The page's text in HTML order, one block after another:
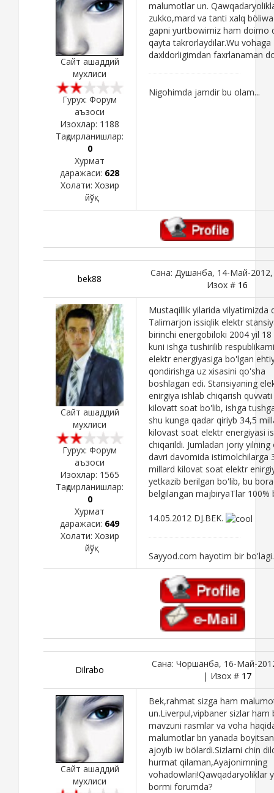
Сайт ашаддий
мухлиси
Гурух: Форум
аъзоси
Изохлар: 1188
Тақдирланишлар:
0
Хурмат
даражаси: 628
Холати: Хозир
йўқ
malumotlar un.
zukko,mard va tanti xalq
gapni yurtbowimiz ham doimo
qayta takrorlaydilar.Wu vohaga
daxldorligimdan faxrlanaman
Nigohimda jamdir bu olam...
bek88
Сана: Душанба, 14-Май-
Изох # 16
Сайт ашаддий
мухлиси
Гурух: Форум
аъзоси
Изохлар: 1565
Тақдирланишлар:
0
Хурмат
даражаси: 649
Холати: Хозир
йўқ
Mustaqillik yilarida vilyatimizda
Talimarjon issiqlik elektr
birinchi energobiloki 2004 yil
kuni ishga tushirilib
elektr energiyasiga bo'lgan
qondirishga uz xisasini qo'sha
boshlagan edi. Stansiyaning
enirgiya ishlab chiqarish
kilovatt soat bo'lib, ishga
shu kunga qadar qiriyb 34,5
kilovast soat elektr energiyasi
chiqarildi. Jumladan joriy
davri davomida istimolchilarga
millard kilovat soat elektr
yetkazib berilgan bo'lib, bu
belgilangan majbiryaTlar 100%
14.05.2012 DJ.BEK.
Sayyod.com hayotim bir bo'lagi.
Dilrabo
Сана: Чоршанба, 16-Май-
| Изох # 17
Сайт ашаддий
мухлиси
Bek,rahmat sizga ham
un.Liverpul,vipbaner sizlar ham
mavzuni rasmlar va voha
malumotlar bn yanada
ajoyib iw bölardi.Sizlarni chin
hurmat qilaman,Ayajonimning
vohadowlari!Qawqadaryoliklar
bormi forumda?